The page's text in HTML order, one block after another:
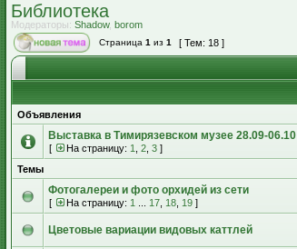
Библиотека
Модераторы: Shadow, borom
Страница 1 из 1 [ Тем: 18 ]
Объявления
Выставка в Тимирязевском музее 28.09-06.10
[ На страницу: 1 2 3 ]
Темы
Фотогалереи и фото орхидей из сети
[ На страницу: 1 17 18 19 ]
Цветовые вариации видовых каттлей